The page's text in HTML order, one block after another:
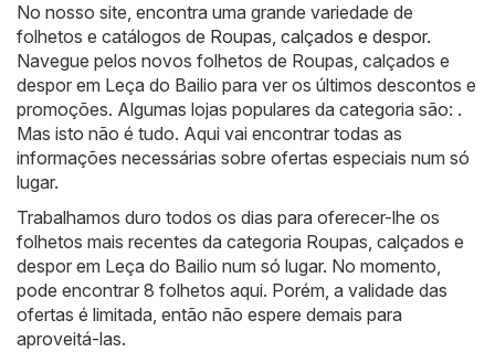
No nosso site, encontra uma grande variedade de
folhetos e catálogos de Roupas, calçados e despor.
Navegue pelos novos folhetos de Roupas, calçados e
despor em Leça do Bailio para ver os últimos descontos e
promoções. Algumas lojas populares da categoria são: .
Mas isto não é tudo. Aqui vai encontrar todas as
informações necessárias sobre ofertas especiais num só
lugar.
Trabalhamos duro todos os dias para oferecer-lhe os
folhetos mais recentes da categoria Roupas, calçados e
despor em Leça do Bailio num só lugar. No momento,
pode encontrar 8 folhetos aqui. Porém, a validade das
ofertas é limitada, então não espere demais para
aproveitá-las.